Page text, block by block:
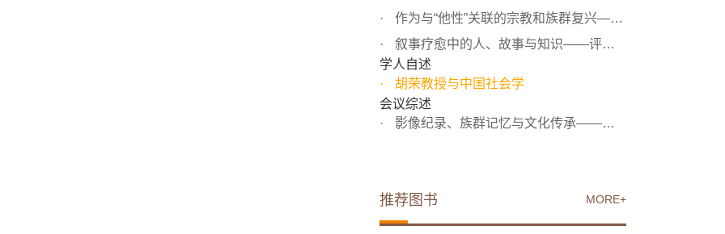
作为与“他性”关联的宗教和族群复兴——评梁永佳《一个中...
叙事疗愈中的人、故事与知识——评《癌病与持续性的痛——...
学人自述
胡荣教授与中国社会学
会议综述
影像纪录、族群记忆与文化传承——国际影视人类学论坛2018
MORE+
推荐图书